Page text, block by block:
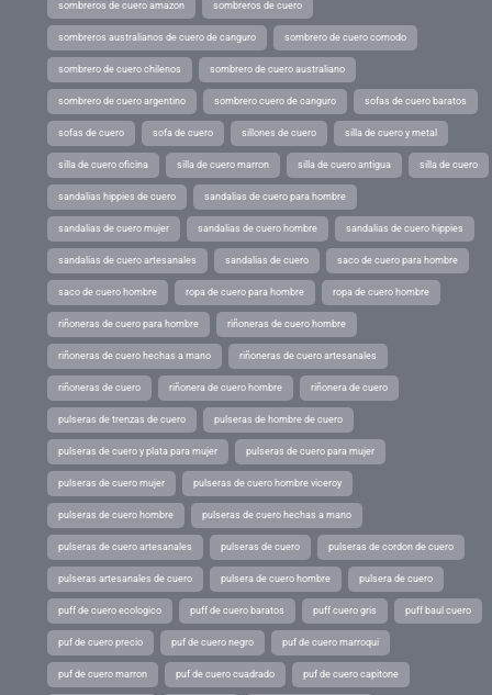
sombreros de cuero amazon sombreros de cuero
sombreros australianos de cuero de canguro sombrero de cuero comodo
sombrero de cuero chilenos sombrero de cuero australiano
sombrero de cuero argentino sombrero cuero de canguro sofas de cuero baratos
sofas de cuero sofa de cuero sillones de cuero silla de cuero y metal
silla de cuero oficina silla de cuero marron silla de cuero antigua silla de cuero
sandalias hippies de cuero sandalias de cuero para hombre
sandalias de cuero mujer sandalias de cuero hombre sandalias de cuero hippies
sandalias de cuero artesanales sandalias de cuero saco de cuero para hombre
saco de cuero hombre ropa de cuero para hombre ropa de cuero hombre
riñoneras de cuero para hombre riñoneras de cuero hombre
riñoneras de cuero hechas a mano riñoneras de cuero artesanales
riñoneras de cuero riñonera de cuero hombre riñonera de cuero
pulseras de trenzas de cuero pulseras de hombre de cuero
pulseras de cuero y plata para mujer pulseras de cuero para mujer
pulseras de cuero mujer pulseras de cuero hombre viceroy
pulseras de cuero hombre pulseras de cuero hechas a mano
pulseras de cuero artesanales pulseras de cuero pulseras de cordon de cuero
pulseras artesanales de cuero pulsera de cuero hombre pulsera de cuero
puff de cuero ecologico puff de cuero baratos puff cuero gris puff baul cuero
puf de cuero precio puf de cuero negro puf de cuero marroqui
puf de cuero marron puf de cuero cuadrado puf de cuero capitone